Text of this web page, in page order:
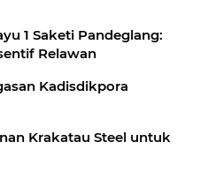
1 Saketi Pandeglang:
Relawan
Kadisdikpora
Krakatau Steel untuk